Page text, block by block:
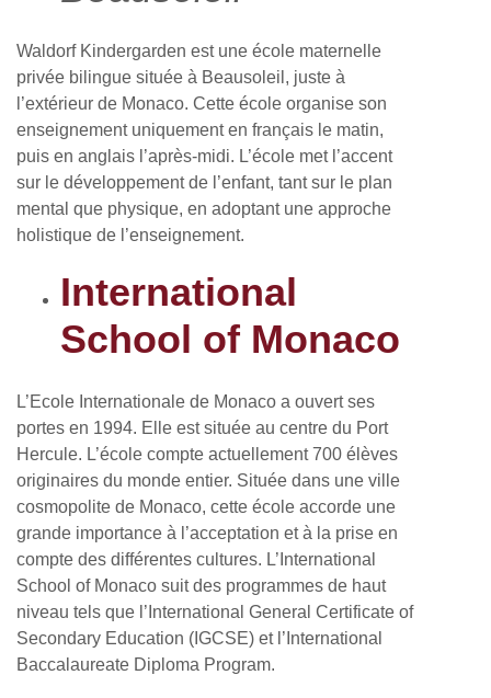
Waldorf Kindergarden est une école maternelle
privée bilingue située à Beausoleil, juste à
l’extérieur de Monaco. Cette école organise son
enseignement uniquement en français le matin,
puis en anglais l’après-midi. L’école met l’accent
sur le développement de l’enfant, tant sur le plan
mental que physique, en adoptant une approche
holistique de l’enseignement.
International
School of Monaco
L’Ecole Internationale de Monaco a ouvert ses
portes en 1994. Elle est située au centre du Port
Hercule. L’école compte actuellement 700 élèves
originaires du monde entier. Située dans une ville
cosmopolite de Monaco, cette école accorde une
grande importance à l’acceptation et à la prise en
compte des différentes cultures. L’International
School of Monaco suit des programmes de haut
niveau tels que l’International General Certificate of
Secondary Education (IGCSE) et l’International
Baccalaureate Diploma Program.